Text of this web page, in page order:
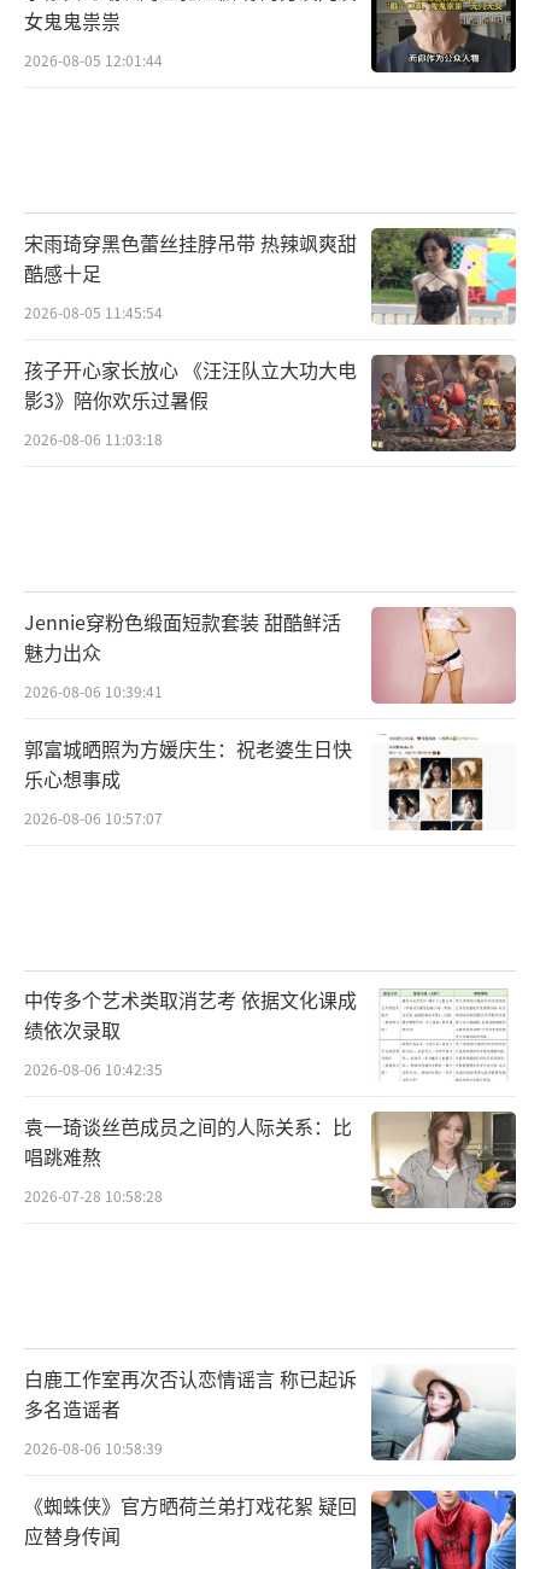
女鬼鬼祟祟
2026-08-05 12:01:44
宋雨琦穿黑色蕾丝挂脖吊带 热辣飒爽甜
酷感十足
2026-08-05 11:45:54
孩子开心家长放心 《汪汪队立大功大电
影3》陪你欢乐过暑假
2026-08-06 11:03:18
Jennie穿粉色缎面短款套装 甜酷鲜活
魅力出众
2026-08-06 10:39:41
郭富城晒照为方媛庆生：祝老婆生日快
乐心想事成
2026-08-06 10:57:07
中传多个艺术类取消艺考 依据文化课成
绩依次录取
2026-08-06 10:42:35
袁一琦谈丝芭成员之间的人际关系：比
唱跳难熬
2026-07-28 10:58:28
白鹿工作室再次否认恋情谣言 称已起诉
多名造谣者
2026-08-06 10:58:39
《蜘蛛侠》官方晒荷兰弟打戏花絮 疑回
应替身传闻